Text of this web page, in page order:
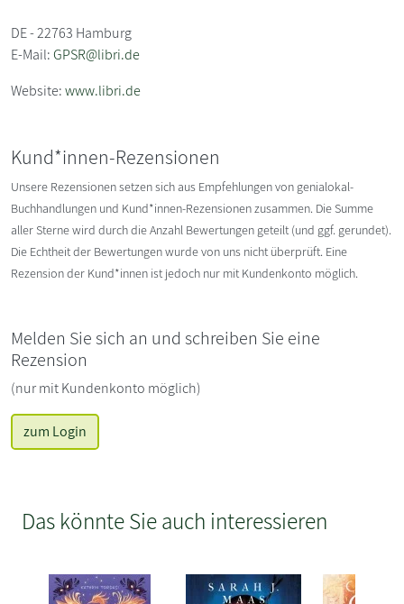
DE - 22763 Hamburg
E-Mail:GPSR@libri.de
Website:www.libri.de
Kund*innen-Rezensionen
Unsere Rezensionen setzen sich aus Empfehlungen von genialokal-
Buchhandlungen und Kund*innen-Rezensionen zusammen. Die Summe
aller Sterne wird durch die Anzahl Bewertungen geteilt (und ggf. gerundet).
Die Echtheit der Bewertungen wurde von uns nicht überprüft. Eine
Rezension der Kund*innen ist jedoch nur mit Kundenkonto möglich.
Melden Sie sich an und schreiben Sie eine
Rezension
(nur mit Kundenkonto möglich)
zum Login
Das könnte Sie auch interessieren